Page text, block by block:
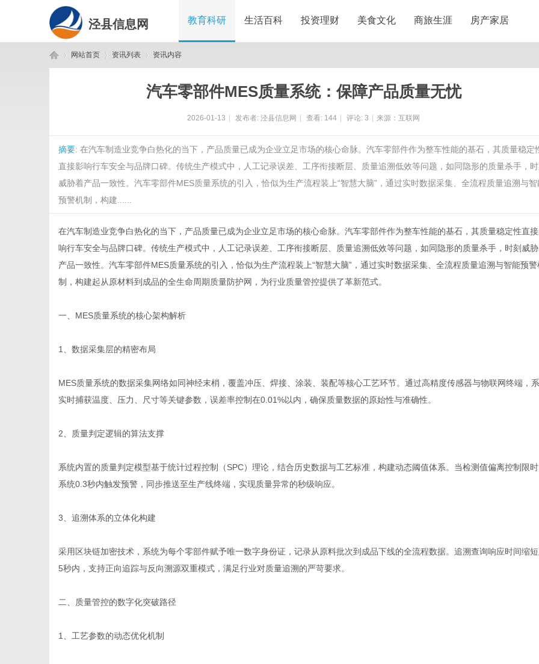
泾县信息网 教育科研 生活百科 投资理财 美食文化 商旅生涯 房产家居
网站首页 资讯列表 资讯内容
汽车零部件MES质量系统：保障产品质量无忧
2026-01-13 发布者: 泾县信息网 查看: 144 评论: 3 来源：互联网
摘要: 在汽车制造业竞争白热化的当下，产品质量已成为企业立足市场的核心命脉。汽车零部件作为整车性能的基石，其质量稳定
直接影响行车安全与品牌口碑。传统生产模式中，人工记录误差、工序衔接断层、质量追溯低效等问题，如同隐形的质量杀手，
威胁着产品一致性。汽车零部件MES质量系统的引入，恰似为生产流程装上“智慧大脑”，通过实时数据采集、全流程质量追溯与智
预警机制，构建......
在汽车制造业竞争白热化的当下，产品质量已成为企业立足市场的核心命脉。汽车零部件作为整车性能的基石，其质量稳定性直
响行车安全与品牌口碑。传统生产模式中，人工记录误差、工序衔接断层、质量追溯低效等问题，如同隐形的质量杀手，时刻威
产品一致性。 汽车零部件MES质量系统的引入，恰似为生产流程装上“智慧大脑”，通过实时数据采集、全流程质量追溯与智能预警
制，构建起从原材料到成品的全生命周期质量防护网，为行业质量管控提供了革新范式。
一、MES质量系统的核心架构解析
1、数据采集层的精密布局
MES质量系统的数据采集网络如同神经末梢，覆盖冲压、焊接、涂装、装配等核心工艺环节。通过高精度传感器与物联网终端，
实时捕获温度、压力、尺寸等关键参数，误差率控制在0.01%以内，确保质量数据的原始性与准确性。
2、质量判定逻辑的算法支撑
系统内置的质量判定模型基于统计过程控制（SPC）理论，结合历史数据与工艺标准，构建动态阈值体系。当检测值偏离控制限
系统0.3秒内触发预警，同步推送至生产线终端，实现质量异常的秒级响应。
3、追溯体系的立体化构建
采用区块链加密技术，系统为每个零部件赋予唯一数字身份证，记录从原料批次到成品下线的全流程数据。追溯查询响应时间缩
5秒内，支持正向追踪与反向溯源双重模式，满足行业对质量追溯的严苛要求。
二、质量管控的数字化突破路径
1、工艺参数的动态优化机制